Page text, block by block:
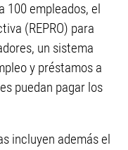
100 empleados, el
(REPRO) para
un sistema
y préstamos a
puedan pagar los
incluyen además el